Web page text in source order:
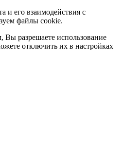
и его взаимодействия с
файлы cookie.
Вы разрешаете использование
отключить их в настройках